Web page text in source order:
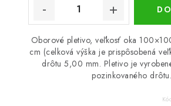
Oborové pletivo, veľkosť oka
cm (celková výška je prispôsobená
drôtu 5,00 mm. Pletivo je
pozinkovaného drôtu.